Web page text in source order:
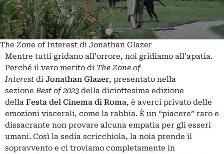
The Zone of Interest di Jonathan Glazer
Mentre tutti gridano all’orrore, noi gridiamo all’apatia.
Perché il vero merito di The Zone of
Interest di Jonathan Glazer, presentato nella
sezioneBest of 2023 della diciottesima edizione
della Festa del Cinema di Roma, è averci privato delle
emozioni viscerali, come la rabbia. È un “piacere” raro e
dissacrante non provare alcuna empatia per gli esseri
umani. Così la sedia scricchiola, la noia prende il
sopravvento e ci troviamo completamente in